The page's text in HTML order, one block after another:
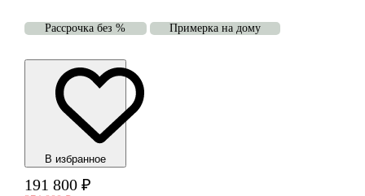
Рассрочка без % Примерка на дому
В избранноe
191 800 ₽